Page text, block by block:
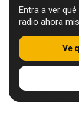
Entra a ver
radio ahora
Ve